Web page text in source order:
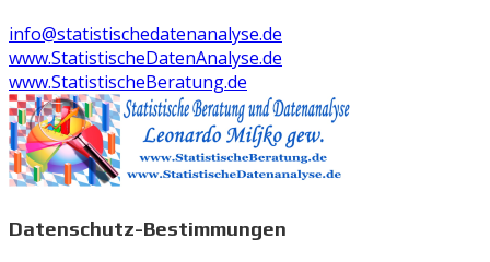
info@statistischedatenanalyse.de
www.StatistischeDatenAnalyse.de
www.StatistischeBeratung.de
Datenschutz-Bestimmungen